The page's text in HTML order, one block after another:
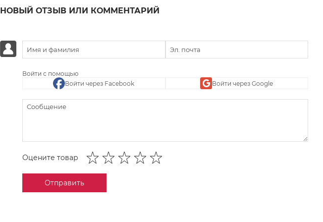
НОВЫЙ ОТЗЫВ ИЛИ КОММЕНТАРИЙ
Войти с помощью
Войти через Facebook
Войти через Google
Оцените товар
Отправить